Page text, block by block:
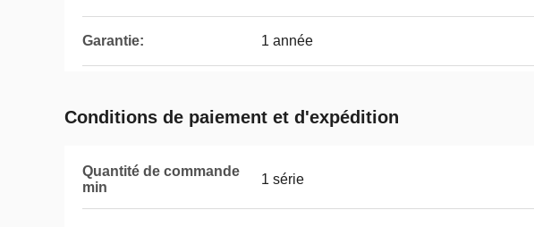
Garantie: 1 année
Conditions de paiement et d'expédition
Quantité de commande
min
1 série